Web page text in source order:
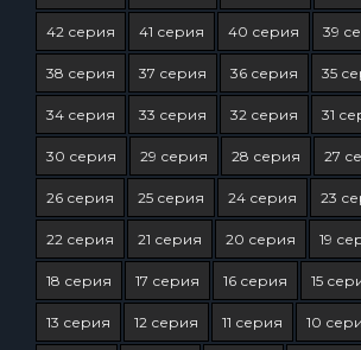
42 серия 41 серия 40 серия 39
38 серия 37 серия 36 серия 35
34 серия 33 серия 32 серия 31
30 серия 29 серия 28 серия 27
26 серия 25 серия 24 серия 23
22 серия 21 серия 20 серия 19
18 серия 17 серия 16 серия 15
13 серия 12 серия 11 серия 10